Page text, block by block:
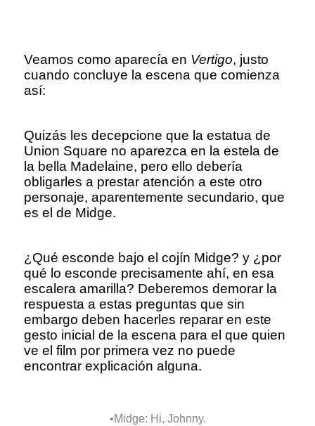
Veamos como aparecía en Vertigo, justo
cuando concluye la escena que comienza
así:
Quizás les decepcione que la estatua de
Union Square no aparezca en la estela de
la bella Madelaine, pero ello debería
obligarles a prestar atención a este otro
personaje, aparentemente secundario, que
es el de Midge.
¿Qué esconde bajo el cojín Midge? y ¿por
qué lo esconde precisamente ahí, en esa
escalera amarilla? Deberemos demorar la
respuesta a estas preguntas que sin
embargo deben hacerles reparar en este
gesto inicial de la escena para el que quien
ve el film por primera vez no puede
encontrar explicación alguna.
•Midge: Hi, Johnny.